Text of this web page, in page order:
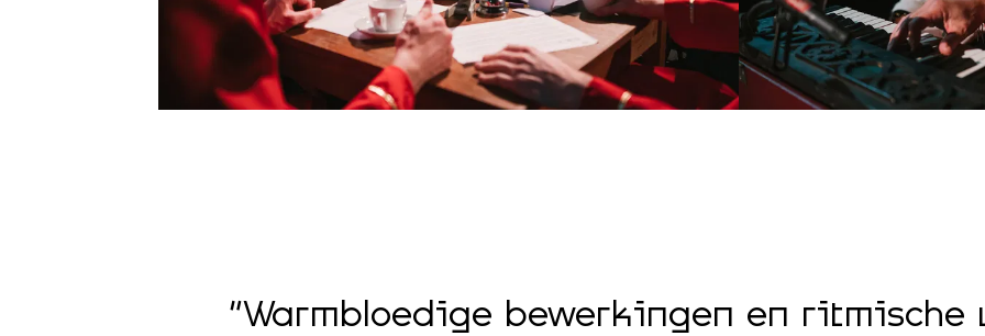
“Warmbloedige bewerkingen en ritmische